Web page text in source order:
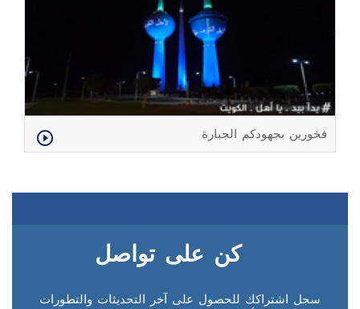
فخورين بجهودكم الجبارة
كن على تواصل
سجل اشتراكك للحصول على آخر التحديثات والتطورات